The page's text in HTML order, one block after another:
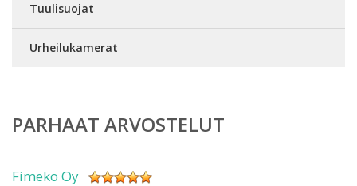
Tuulisuojat
Urheilukamerat
PARHAAT ARVOSTELUT
Fimeko Oy